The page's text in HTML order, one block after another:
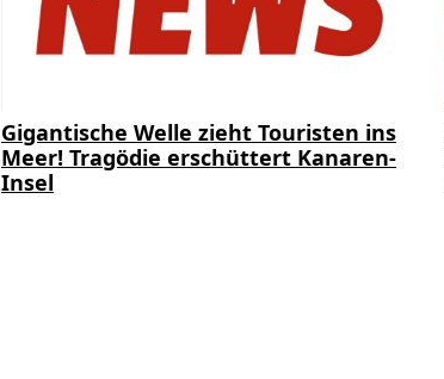
Gigantische Welle zieht Touristen ins
Meer! Tragödie erschüttert Kanaren-
Insel